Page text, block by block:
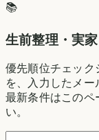
📚
生前整理・実
優先順位チェック
を、入力したメ
最新条件はこのペ
い。